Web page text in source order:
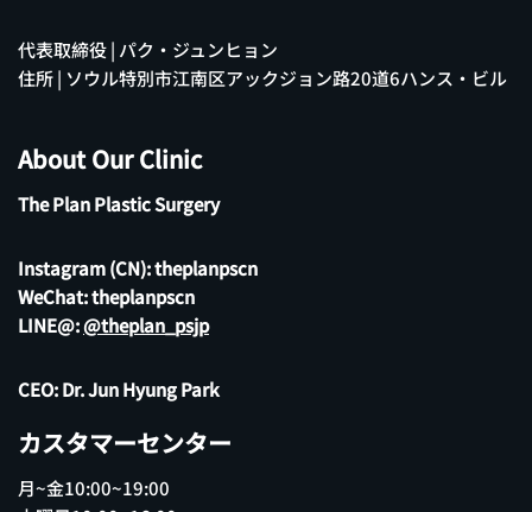
代表取締役 | パク・ジュンヒョン
住所 | ソウル特別市江南区アックジョン路20道6ハンス・ビル
About Our Clinic
The Plan Plastic Surgery
Instagram (CN):theplanpscn
WeChat: theplanpscn
LINE@:@theplan_psjp
CEO: Dr. Jun Hyung Park
カスタマーセンター
月~金10:00~19:00